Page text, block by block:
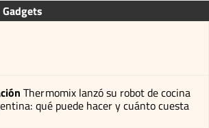
Thermomix lanzó su robot de cocina
qué puede hacer y cuánto cuesta